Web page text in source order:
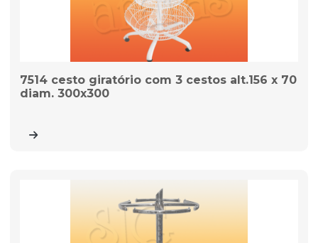
7514 cesto giratório com 3 cestos alt.156 x 70
diam. 300x300